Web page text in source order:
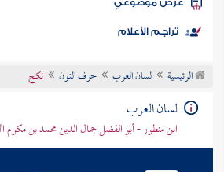
الكتب
موضوعي
تراجم الأعلام
الرئيسية لسان العرب حرف النون نكح
لسان العرب
ابن منظور - أبو الفضل جمال الدين محمد بن مكرم